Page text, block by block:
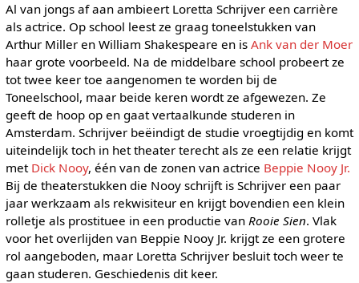
Al van jongs af aan ambieert Loretta Schrijver een carrière
als actrice. Op school leest ze graag toneelstukken van
Arthur Miller en William Shakespeare en is Ank van der Moer
haar grote voorbeeld. Na de middelbare school probeert ze
tot twee keer toe aangenomen te worden bij de
Toneelschool, maar beide keren wordt ze afgewezen. Ze
geeft de hoop op en gaat vertaalkunde studeren in
Amsterdam. Schrijver beëindigt de studie vroegtijdig en komt
uiteindelijk toch in het theater terecht als ze een relatie krijgt
met Dick Nooy, één van de zonen van actrice Beppie Nooy Jr.
Bij de theaterstukken die Nooy schrijft is Schrijver een paar
jaar werkzaam als rekwisiteur en krijgt bovendien een klein
rolletje als prostituee in een productie van Rooie Sien. Vlak
voor het overlijden van Beppie Nooy Jr. krijgt ze een grotere
rol aangeboden, maar Loretta Schrijver besluit toch weer te
gaan studeren. Geschiedenis dit keer.